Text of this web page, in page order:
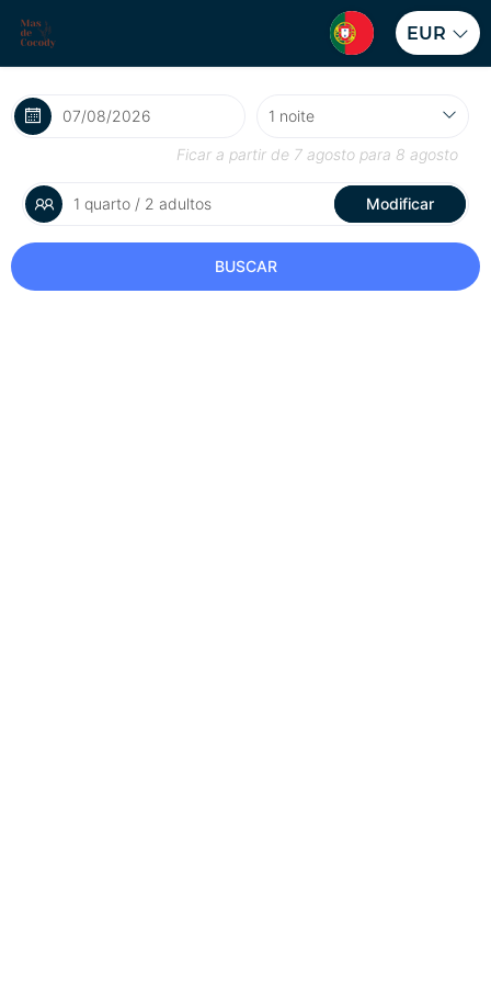
EUR
Ficar a partir de 7 agosto para 8 agosto
1 quarto / 2 adultos Modificar